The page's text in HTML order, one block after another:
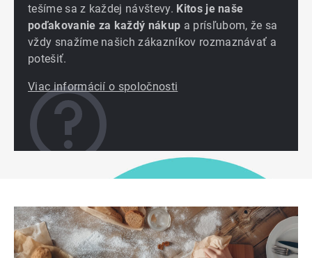
tešíme sa z každej návštevy. Kitos je naše
poďakovanie za každý nákup a prísľubom, že sa
vždy snažíme našich zákazníkov rozmaznávať a
potešiť.
Viac informácií o spoločnosti